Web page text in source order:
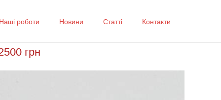
роботи Новини Статті Контакти
грн